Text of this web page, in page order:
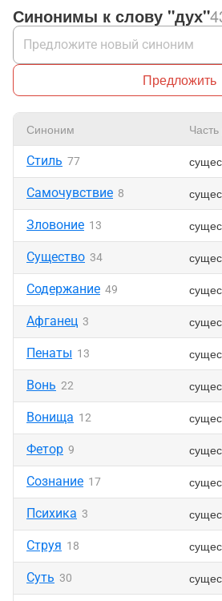
Синонимы к слову "дух"
Предложить
Синоним
Стиль 77
Самочувствие 8
Зловоние 13
Существо 34
Содержание 49
Афганец 3
Пенаты 13
Вонь 22
Вонища 12
Фетор 9
Сознание 17
Психика 3
Струя 18
Суть 30